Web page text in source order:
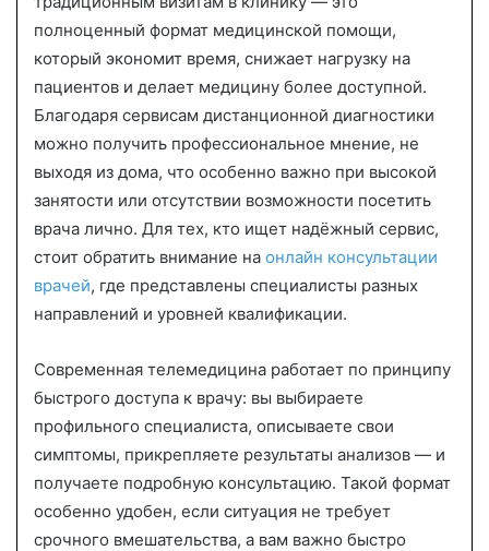
полноценный формат медицинской помощи,
который экономит время, снижает нагрузку на
пациентов и делает медицину более доступной.
Благодаря сервисам дистанционной диагностики
можно получить профессиональное мнение, не
выходя из дома, что особенно важно при высокой
занятости или отсутствии возможности посетить
врача лично. Для тех, кто ищет надёжный сервис,
стоит обратить внимание на онлайн консультации
врачей, где представлены специалисты разных
направлений и уровней квалификации.
Современная телемедицина работает по принципу
быстрого доступа к врачу: вы выбираете
профильного специалиста, описываете свои
симптомы, прикрепляете результаты анализов — и
получаете подробную консультацию. Такой формат
особенно удобен, если ситуация не требует
срочного вмешательства, а вам важно быстро